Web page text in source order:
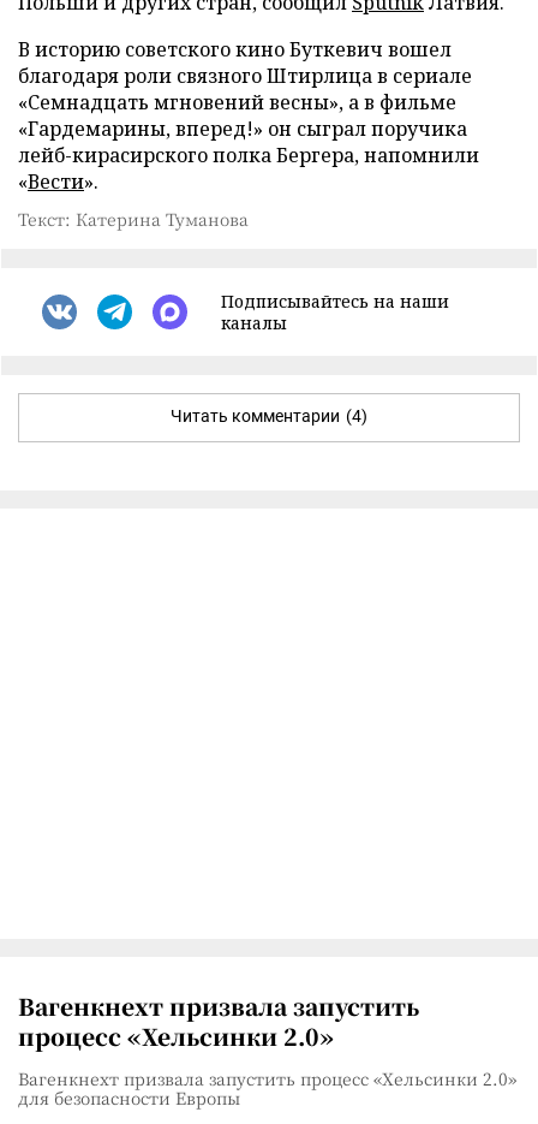
В историю советского кино Буткевич вошел
благодаря роли связного Штирлица в сериале
«Семнадцать мгновений весны», а в фильме
«Гардемарины, вперед!» он сыграл поручика
лейб-кирасирского полка Бергера, напомнили
«Вести».
Текст: Катерина Туманова
Подписывайтесь на наши
каналы
Читать комментарии (4)
Вагенкнехт призвала запустить
процесс «Хельсинки 2.0»
Вагенкнехт призвала запустить процесс «Хельсинки 2.0»
для безопасности Европы